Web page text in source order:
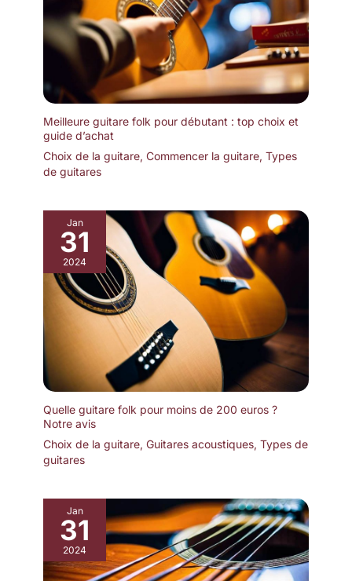
Meilleure guitare folk pour débutant : top choix et
guide d’achat
Choix de la guitare, Commencer la guitare, Types
de guitares
Jan
31
2024
Quelle guitare folk pour moins de 200 euros ?
Notre avis
Choix de la guitare, Guitares acoustiques, Types de
guitares
Jan
31
2024